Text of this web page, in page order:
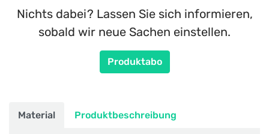
Nichts dabei? Lassen Sie sich informieren,
sobald wir neue Sachen einstellen.
Produktabo
Material Produktbeschreibung